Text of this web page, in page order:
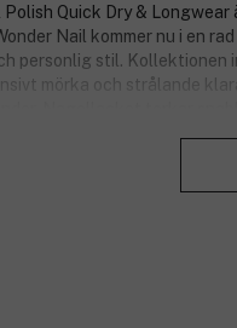
Polish Quick Dry &
Nail kommer nu i en
personlig stil.
mörka och strålande